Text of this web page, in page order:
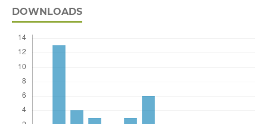
DOWNLOADS